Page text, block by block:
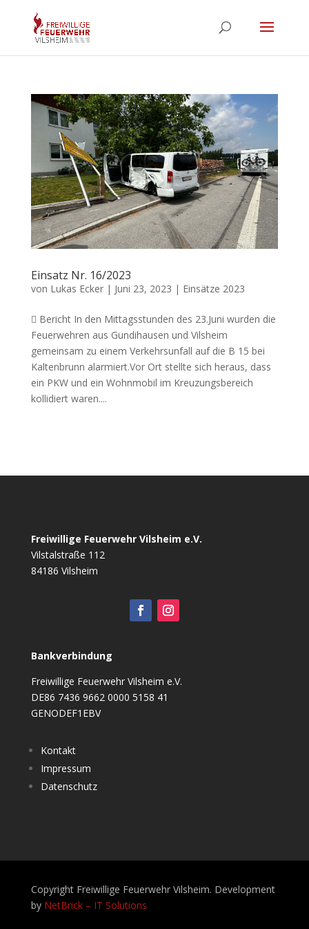
Einsatz Nr. 16/2023
von Lukas Ecker| Juni 23, 2023 | Einsätze 2023
 Bericht In den Mittagsstunden des 23.Juni wurden die
Feuerwehren aus Gundihausen und Vilsheim
gemeinsam zu einem Verkehrsunfall auf die B 15 bei
Kaltenbrunn alarmiert.Vor Ort stellte sich heraus, dass
ein PKW und ein Wohnmobil im Kreuzungsbereich
kollidiert waren....
Freiwillige Feuerwehr Vilsheim e.V.
Vilstalstraße 112
84186 Vilsheim
Bankverbindung
Freiwillige Feuerwehr Vilsheim e.V.
DE86 7436 9662 0000 5158 41
GENODEF1EBV
Kontakt
Impressum
Datenschutz
Copyright Freiwillige Feuerwehr Vilsheim. Development
by NetBrick – IT Solutions